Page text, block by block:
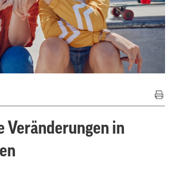
in